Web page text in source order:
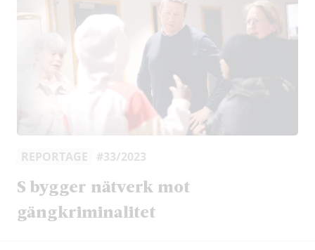
REPORTAGE #33/2023
S bygger nätverk mot
gängkriminalitet